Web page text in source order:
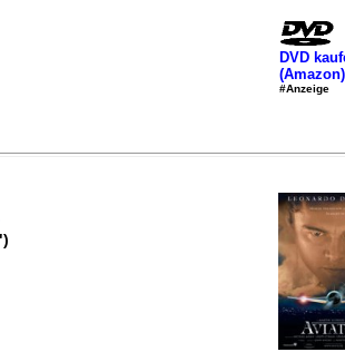
DVD
(Amazon)
#Anzeige